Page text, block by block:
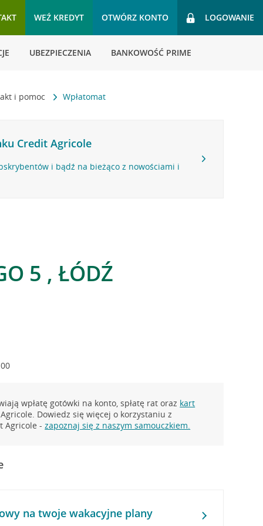
WEŹ KREDYT OTWÓRZ KONTO LOGOWANIE
UBEZPIECZENIA BANKOWOŚĆ PRIME
i pomoc Wpłatomat
Credit Agricole
i bądź na bieżąco z nowościami i
5 , ŁÓDŹ
wpłatę gotówki na konto, spłatę rat oraz kart
Dowiedz się więcej o korzystaniu z
Agricole -zapoznaj się z naszym samouczkiem.
na twoje wakacyjne plany